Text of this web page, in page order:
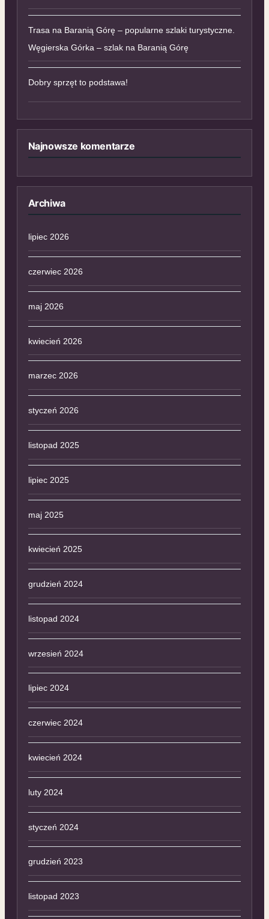
Trasa na Baranią Górę – popularne szlaki turystyczne.
Węgierska Górka – szlak na Baranią Górę
Dobry sprzęt to podstawa!
Najnowsze komentarze
Archiwa
lipiec 2026
czerwiec 2026
maj 2026
kwiecień 2026
marzec 2026
styczeń 2026
listopad 2025
lipiec 2025
maj 2025
kwiecień 2025
grudzień 2024
listopad 2024
wrzesień 2024
lipiec 2024
czerwiec 2024
kwiecień 2024
luty 2024
styczeń 2024
grudzień 2023
listopad 2023